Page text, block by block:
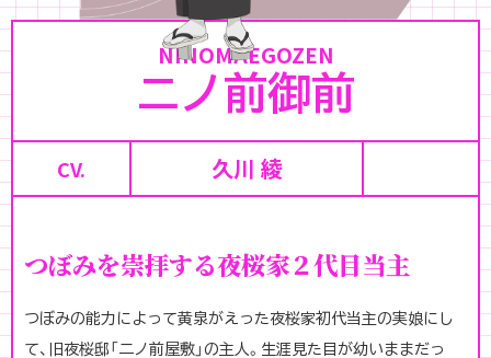
NINOMAEGOZEN
ニノ前御前
久川 綾
つぼみを崇拝する夜桜家２代目当主
つぼみの能力によって黄泉がえった夜桜家初代当主の実娘にし
て、旧夜桜邸「二ノ前屋敷」の主人。生涯見た目が幼いままだっ